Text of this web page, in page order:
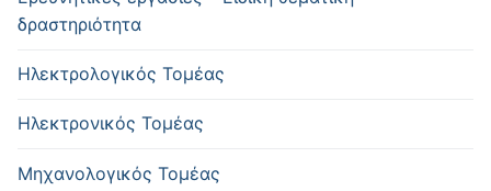
δραστηριότητα
Ηλεκτρολογικός Τομέας
Ηλεκτρονικός Τομέας
Μηχανολογικός Τομέας